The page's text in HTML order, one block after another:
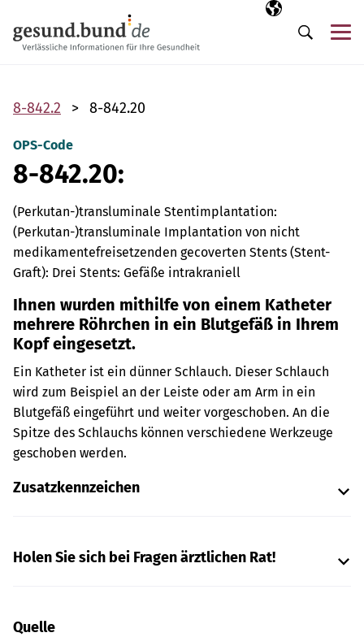
Ausgewählte
DE
Suche
8-842.2 8-842.20
OPS-Code
8-842.20:
(Perkutan-)transluminale Stentimplantation:
(Perkutan-)transluminale Implantation von nicht
medikamentefreisetzenden gecoverten Stents (Stent-
Graft): Drei Stents: Gefäße intrakraniell
Ihnen wurden mithilfe von einem Katheter
mehrere Röhrchen in ein Blutgefäß in Ihrem
Kopf eingesetzt.
Ein Katheter ist ein dünner Schlauch. Dieser Schlauch
wird zum Beispiel an der Leiste oder am Arm in ein
Blutgefäß eingeführt und weiter vorgeschoben. An die
Spitze des Schlauchs können verschiedene Werkzeuge
geschoben werden.
Zusatzkennzeichen
Holen Sie sich bei Fragen ärztlichen Rat!
Quelle